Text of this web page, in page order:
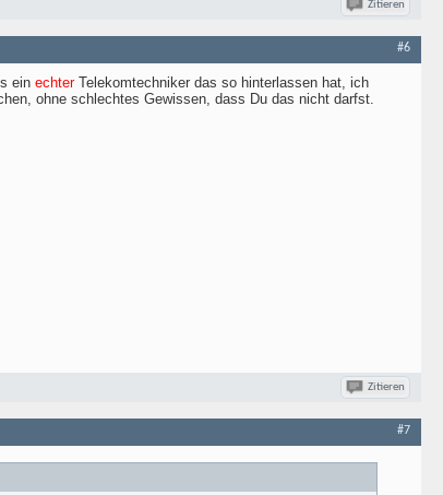
Zitieren
#6
ein echterTelekomtechniker das so hinterlassen hat, ich
ohne schlechtes Gewissen, dass Du das nicht darfst.
Zitieren
#7